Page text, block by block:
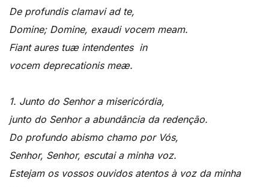
De profundis clamavi ad te,
Domine; Domine, exaudi vocem meam.
Fiant aures tuæ intendentes in
vocem deprecationis meæ.
1. Junto do Senhor a misericórdia,
junto do Senhor a abundância da redenção.
Do profundo abismo chamo por Vós,
Senhor, Senhor, escutai a minha voz.
Estejam os vossos ouvidos atentos à voz da minha